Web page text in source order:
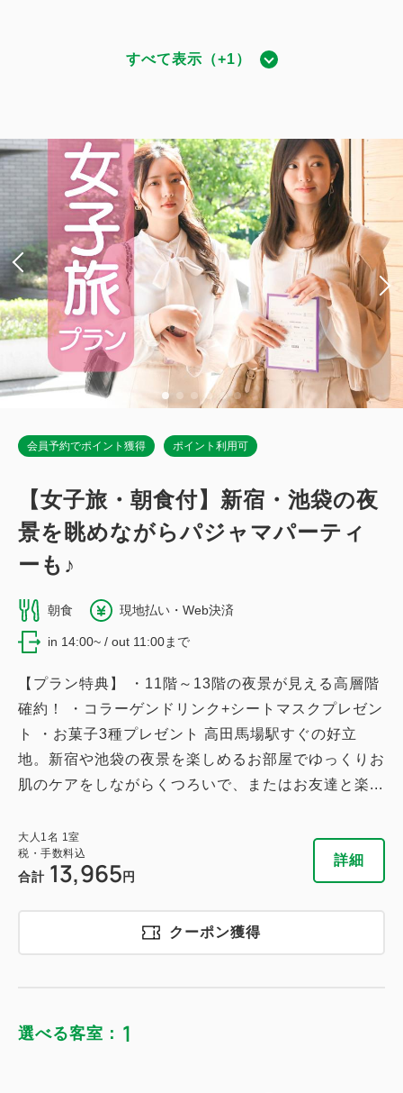
税・手数料込
会員価格 15,770円
大人1名
室
税・手数料込
合計 16,600 円
禁煙 15.5～19.6平米 1~2名
ダブルサイズ / 幅131-150cm×1
Wi-Fiあり（無料）
詳細 今すぐ予約
すべて表示（+1）
会員予約でポイント獲得 ポイント利用可
【女子旅・朝食付】新宿・池袋の夜
景を眺めながらパジャマパーティ
ーも♪
朝食 現地払い・Web決済
in 14:00~ / out 11:00まで
【プラン特典】 ・11階～13階の夜景が見える高層階
確約！ ・コラーゲンドリンク+シートマスクプレゼン
ト ・お菓子3種プレゼント 高田馬場駅すぐの好立
地。新宿や池袋の夜景を楽しめるお部屋でゆっくりお
肌のケアをしながらくつろいで、またはお友達と楽...
大人 1名 1室
税・手数料込
合計 13,965 円
詳細
クーポン獲得
選べる客室： 1